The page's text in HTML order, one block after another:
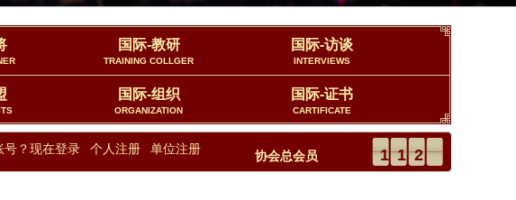
国际-教研
TRAINING COLLGER
国际-访谈
INTERVIEWS
国际-组织
ORGANIZATION
国际-证书
CARTIFICATE
号？现在登录 个人注册 单位注册 协会总会员 23112